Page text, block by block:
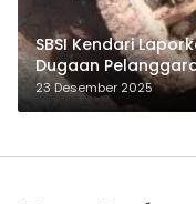
SBSI Kendari
Dugaan
23 Desember 2025